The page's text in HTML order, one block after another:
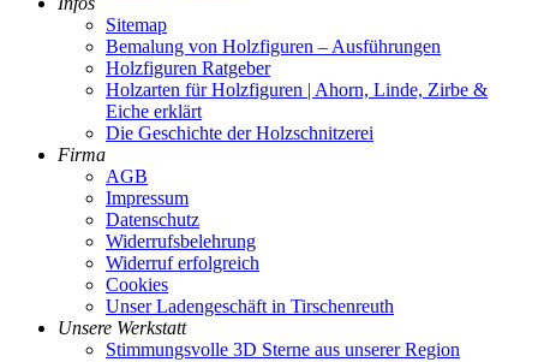
Sitemap
Bemalung von Holzfiguren – Ausführungen
Holzfiguren Ratgeber
Holzarten für Holzfiguren | Ahorn, Linde, Zirbe &
Eiche erklärt
Die Geschichte der Holzschnitzerei
Firma
AGB
Impressum
Datenschutz
Widerrufsbelehrung
Widerruf erfolgreich
Cookies
Unser Ladengeschäft in Tirschenreuth
Unsere Werkstatt
Stimmungsvolle 3D Sterne aus unserer Region